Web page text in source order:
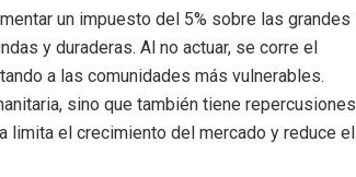
un impuesto del 5% sobre las grandes
y duraderas. Al no actuar, se corre el
a las comunidades más vulnerables.
sino que también tiene repercusiones
limita el crecimiento del mercado y reduce el